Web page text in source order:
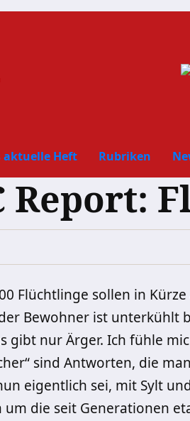
aktuelle Heft Rubriken
Report:
Flüchtlinge sollen in
Bewohner ist unterkühlt
gibt nur Ärger. Ich fühle
sind Antworten, die
eigentlich sei, mit Sylt
die seit Generationen